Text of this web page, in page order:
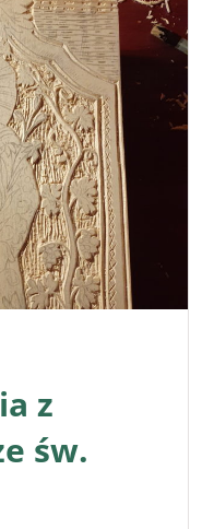
z
św.